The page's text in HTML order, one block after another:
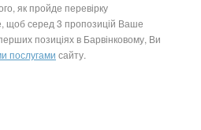
як пройде перевірку
щоб серед 3 пропозицій Ваше
позиціях в Барвінковому, Ви
послугами сайту.